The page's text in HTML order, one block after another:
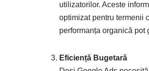
utilizatorilor. Aceste
optimizat pentru termenii
performanța organică
Eficiență Bugetară